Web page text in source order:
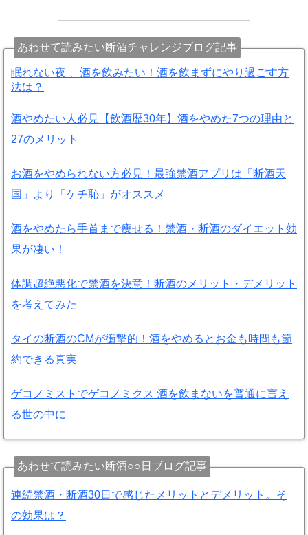
あわせて読みたい断酒チャレンジブログ記事
眠れない夜 、酒を飲みたい！酒を飲まずにやり過ごす方
法は？
酒やめたい人必見【飲酒歴30年】酒をやめた7つの理由と
27のメリット
お酒をやめられない方必見！最強禁酒アプリは「断酒天
国」より「ケチ恥」がオススメ
酒をやめたら手首まで痩せる！禁酒・断酒のダイエット効
果が凄い！
体調超絶悪化で禁酒を決意！断酒のメリット・デメリット
を考えてみた
タイの断酒のCMが衝撃的！酒をやめるとお金も時間も節
約できる真実
ゲコノミストでゲコノミクス 酒を飲まないを普通に言え
る世の中に
あわせて読みたい断酒○○日ブログ記事
連続禁酒・断酒30日で感じたメリットとデメリット。そ
の効果は？